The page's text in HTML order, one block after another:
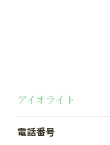
アイオライト
電話番号